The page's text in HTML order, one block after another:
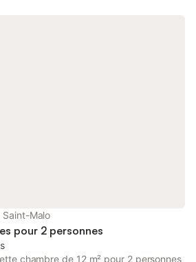
Saint-Malo
pour 2 personnes
chambre de 12 m² pour 2 personnes